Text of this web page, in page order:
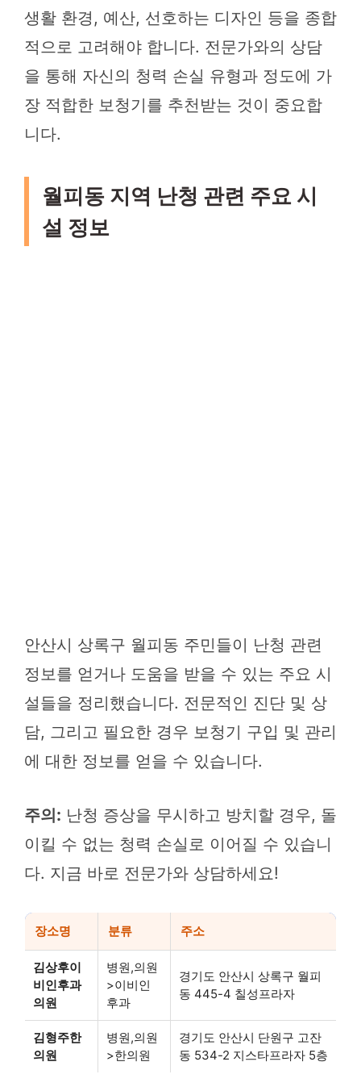
생활 환경, 예산, 선호하는 디자인 등을 종합
적으로 고려해야 합니다. 전문가와의 상담
을 통해 자신의 청력 손실 유형과 정도에 가
장 적합한 보청기를 추천받는 것이 중요합
니다.
월피동 지역 난청 관련 주요 시
설 정보
안산시 상록구 월피동 주민들이 난청 관련
정보를 얻거나 도움을 받을 수 있는 주요 시
설들을 정리했습니다. 전문적인 진단 및 상
담, 그리고 필요한 경우 보청기 구입 및 관리
에 대한 정보를 얻을 수 있습니다.
주의: 난청 증상을 무시하고 방치할 경우, 돌
이킬 수 없는 청력 손실로 이어질 수 있습니
다. 지금 바로 전문가와 상담하세요!
장소명 분류 주소
김상후이
비인후과
의원
병원,의원
>이비인
후과
경기도 안산시 상록구 월피
동 445-4 칠성프라자
김형주한
의원
병원,의원
>한의원
경기도 안산시 단원구 고잔
동 534-2 지스타프라자 5층